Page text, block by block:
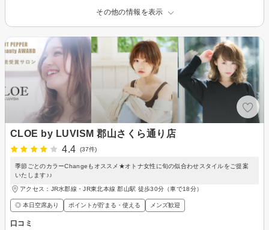
その他の情報を表示
CLOE by LUVISM 郡山さくら通り店
4.4
(37件)
季節ごとのカラーChangeもオススメ★オトナ女性に旬の似合わせスタイルをご提案
いたします♪♪
アクセス：JR水郡線・JR東北本線 郡山駅 徒歩30分（車で18分）
◎ 本日空席あり ポイントが貯まる・使える メンズ歓迎
口コミ